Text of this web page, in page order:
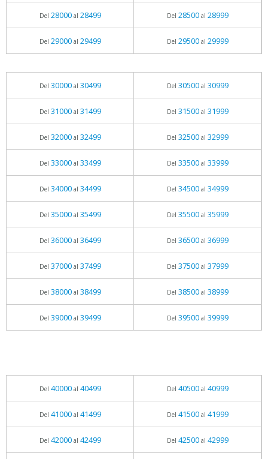
Del 28000al 28499 Del 28500al 28999
Del 29000al 29499 Del 29500al 29999
Del 30000al 30499 Del 30500al 30999
Del 31000al 31499 Del 31500al 31999
Del 32000al 32499 Del 32500al 32999
Del 33000al 33499 Del 33500al 33999
Del 34000al 34499 Del 34500al 34999
Del 35000al 35499 Del 35500al 35999
Del 36000al 36499 Del 36500al 36999
Del 37000al 37499 Del 37500al 37999
Del 38000al 38499 Del 38500al 38999
Del 39000al 39499 Del 39500al 39999
Del 40000al 40499 Del 40500al 40999
Del 41000al 41499 Del 41500al 41999
Del 42000al 42499 Del 42500al 42999